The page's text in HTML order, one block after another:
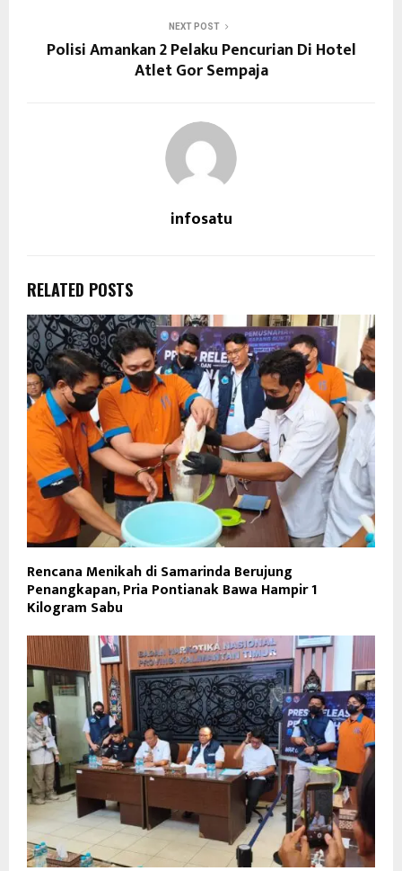
NEXT POST
Polisi Amankan 2 Pelaku Pencurian Di Hotel
Atlet Gor Sempaja
infosatu
RELATED POSTS
Rencana Menikah di Samarinda Berujung
Penangkapan, Pria Pontianak Bawa Hampir 1
Kilogram Sabu